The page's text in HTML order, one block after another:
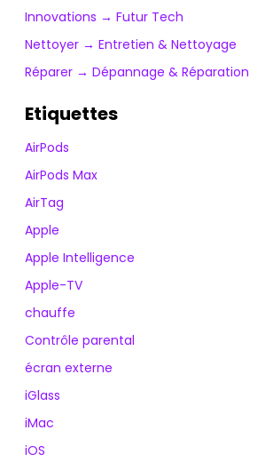
Innovations → Futur Tech
Nettoyer → Entretien & Nettoyage
Réparer → Dépannage & Réparation
Etiquettes
AirPods
AirPods Max
AirTag
Apple
Apple Intelligence
Apple-TV
chauffe
Contrôle parental
écran externe
iGlass
iMac
iOS